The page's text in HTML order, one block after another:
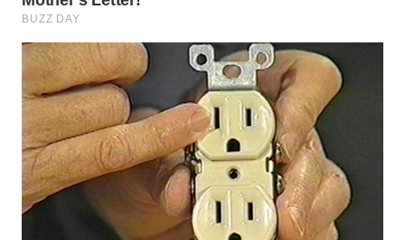
PAKPAK
WN
KARAWANG
WN
BEKASI
WN
BOGOR